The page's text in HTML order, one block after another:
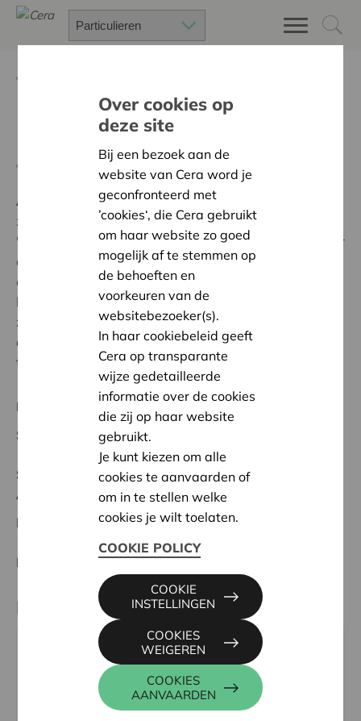
Rugzak zonder zorgen
Terug naar overzicht
Ambitie:
Een solidaire, respectvolle samenleving
zonder drempels
'Opgroeien zonder zorgen is ontzettend belangrijk voor
alle kinderen. De diagnose van een chronische ziekte
op jonge leeftijd heeft heel wat implicaties op het
leven. De rugzak zal niet alleen het kind op weg zetten
zijn ziekte beter te begrijpen, maar geeft ook de kans
aan leerkrachten en klasgenootjes om de ziekte beter
te begrijpen en een belangrijke steunpilaar te zijn.'
Regionaal Project
Startdatum:
09/10/2024
Status:
Volledig
Antwerpen
Datum:
09/10/2024
Beslissing: Goedgekeurd
Partner
CROHN- EN COLITIS ULCEROSA VERENING,
GROENEWEG 151 151, 3001 LEUVEN
www.ccv-vzw.be
Over cookies op
deze site
Bij een bezoek aan de
website van Cera word je
geconfronteerd met
’cookies‘, die Cera gebruikt
om haar website zo goed
mogelijk af te stemmen op
de behoeften en
voorkeuren van de
websitebezoeker(s).
In haar cookiebeleid geeft
Cera op transparante
wijze gedetailleerde
informatie over de cookies
die zij op haar website
gebruikt.
Je kunt kiezen om alle
cookies te aanvaarden of
om in te stellen welke
cookies je wilt toelaten.
COOKIE POLICY
COOKIES
AANVAARDEN
COOKIES
WEIGEREN
COOKIE
INSTELLINGEN